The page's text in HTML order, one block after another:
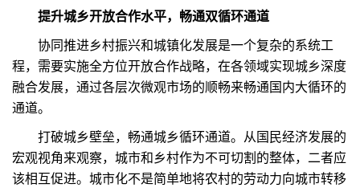
提升城乡开放合作水平，畅通双循环通道
协同推进乡村振兴和城镇化发展是一个复杂的系统工
程，需要实施全方位开放合作战略，在各领域实现城乡深度
融合发展，通过各层次微观市场的顺畅来畅通国内大循环的
通道。
打破城乡壁垒，畅通城乡循环通道。从国民经济发展的
宏观视角来观察，城市和乡村作为不可切割的整体，二者应
该相互促进。城市化不是简单地将农村的劳动力向城市转移